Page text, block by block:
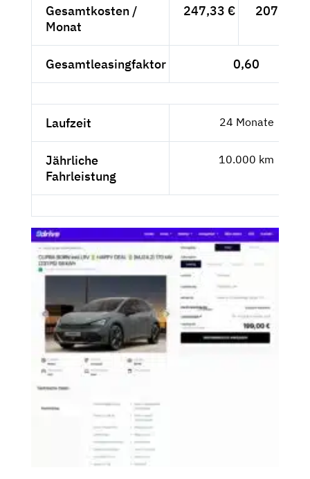
Gesamtkosten /
Monat
247,33 € 207,84 €
Gesamtleasingfaktor 0,60
Laufzeit 24 Monate
Jährliche
Fahrleistung
10.000 km